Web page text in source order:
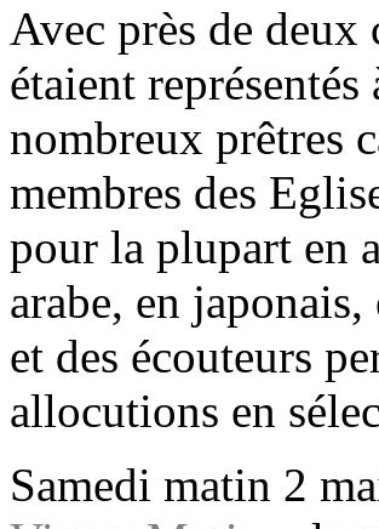
Avec près de deux
étaient
nombreux prêtres
membres des
pour la plupart en
arabe, en
et des écouteurs
allocutions en
Samedi matin 2